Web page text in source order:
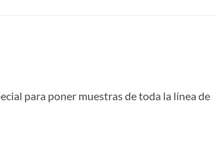
para poner muestras de toda la línea de